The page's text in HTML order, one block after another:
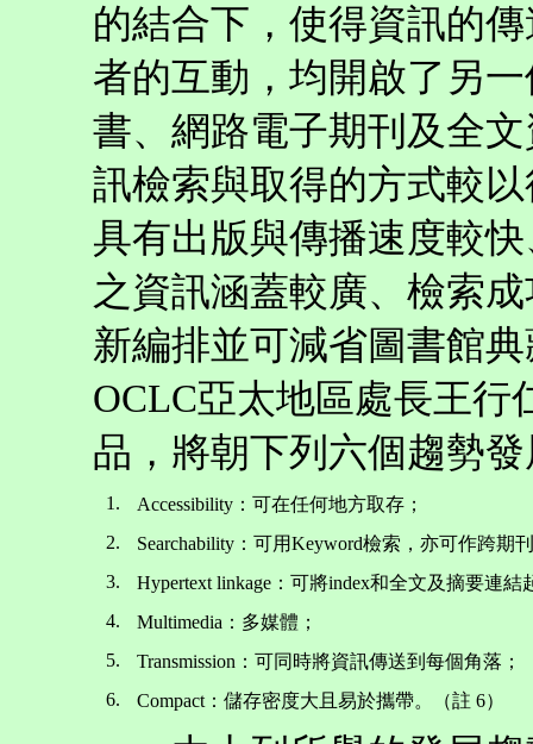
的結合下，使得資訊的
者的互動，均開啟了另
書、網路電子期刊及全
訊檢索與取得的方式較
具有出版與傳播速度較
之資訊涵蓋較廣、檢索
新編排並可減省圖書館
OCLC亞太地區處長王行
品，將朝下列六個趨勢
1.
Accessibility：可在任何地方取存；
2.
Searchability：可用Keyword檢索，亦可作跨期
3.
Hypertext linkage：可將index和全文及摘要連結
4.
Multimedia：多媒體；
5.
Transmission：可同時將資訊傳送到每個角落；
6.
Compact：儲存密度大且易於攜帶。（註 6）